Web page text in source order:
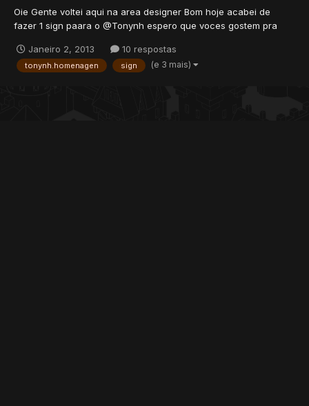
Oie Gente voltei aqui na area designer Bom hoje acabei de
fazer 1 sign paara o @Tonynh espero que voces gostem pra
area de design Tema: Assasin's Creed (era a imagem dele ) Bao
aki ta elaa...
Janeiro 2, 2013 10 respostas
tonynh.homenagen sign (e 3 mais)